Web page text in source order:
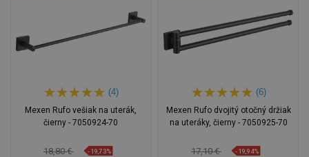
(4)
Mexen Rufo vešiak na uterák,
čierny - 7050924-70
18,80 € -19,73%
(6)
Mexen Rufo dvojitý otočný držiak
na uteráky, čierny - 7050925-70
17,10 € -19,94%